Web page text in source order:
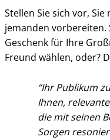
Stellen Sie sich vor,
jemanden vorbereiten.
Geschenk für Ihre
Freund wählen, oder?
Ihr Publikum
Ihnen,
die mit seinen
Sorgen